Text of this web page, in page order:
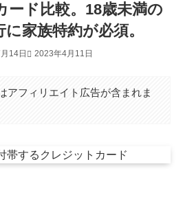
ード比較。18歳未満の
家族特約が必須。
14日 2023年4月11日
アフィリエイト広告が含まれま